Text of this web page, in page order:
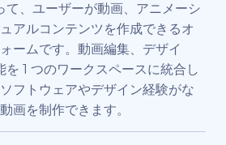
て、ユーザーが動画、アニメーシ
アルコンテンツを作成できるオ
ームです。動画編集、デザイ
を 1 つのワークスペースに統合し
フトウェアやデザイン経験がな
画を制作できます。